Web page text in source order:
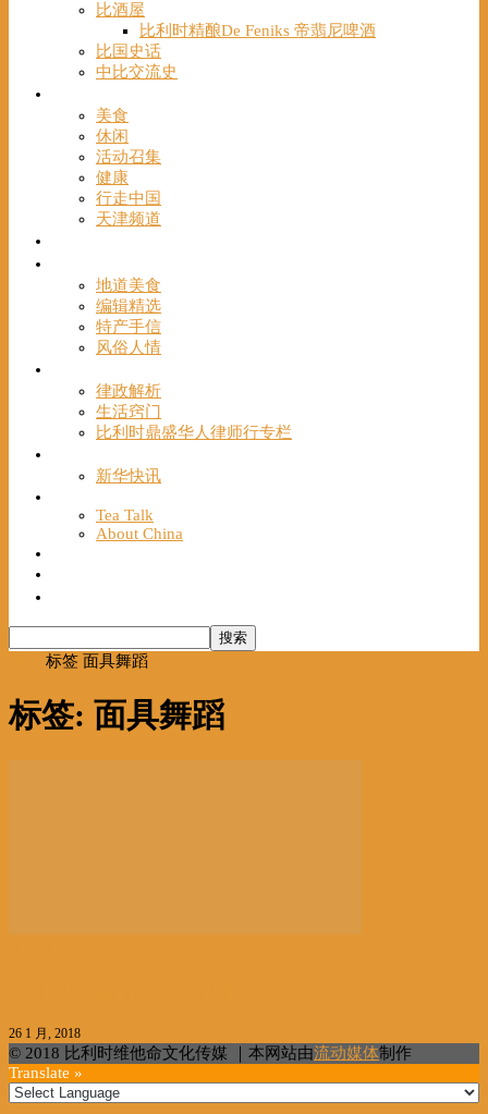
比酒屋
比利时精酿De Feniks 帝翡尼啤酒
比国史话
中比交流史
美食
休闲
活动召集
健康
行走中国
天津频道
地道美食
编辑精选
特产手信
风俗人情
律政解析
生活窍门
比利时鼎盛华人律师行专栏
新华快讯
Tea Talk
About China
标签 面具舞蹈
标签: 面具舞蹈
26 1 月, 2018
© 2018 比利时维他命文化传媒 ｜本网站由流动媒体制作
Translate »